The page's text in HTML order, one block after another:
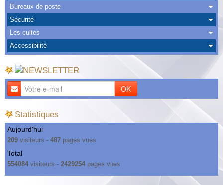
Bureaux de poste
Sécurité
Les cultes
Accessibilité
OK
Statistiques
Aujourd'hui
209 visiteurs - 487 pages vues
Total
554084 visiteurs - 2429254 pages vues